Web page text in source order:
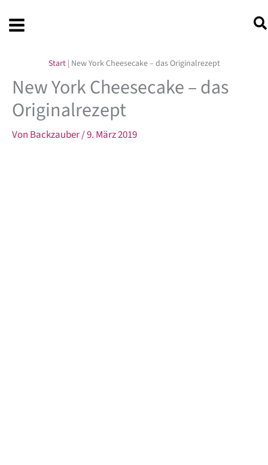
Inhalt
Start| New York Cheesecake – das Originalrezept
New York Cheesecake – das
Originalrezept
Von Backzauber/9. März 2019